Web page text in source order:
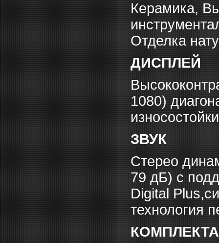
Керамика,
Отделка
ДИСПЛЕЙ
1080)
ЗВУК
Стерео
79 дБ) с
Digital
технология